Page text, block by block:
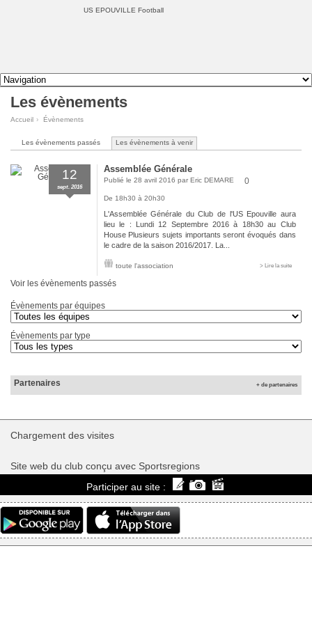
Les évènements
Accueil › Évènements
Les évènements passés Les évènements à venir
Assemblée Générale
12
sept. 2016
Publié le 28 avril 2016 par Eric DEMARE 0
De 18h30 à 20h30
L'Assemblée Générale du Club de l'US Epouville aura
lieu le : Lundi 12 Septembre 2016 à 18h30 au Club
House Plusieurs sujets importants seront évoqués dans
le cadre de la saison 2016/2017. La...
> Lire la suite
toute l'association
Voir les évènements passés
Évènements par équipes
Évènements par type
Partenaires + de partenaires
US EPOUVILLE Football
Chargement des visites
Site web du club conçu avec Sportsregions
Participer au site :